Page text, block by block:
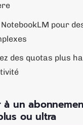
pour
des quotas plus
à un
ou ultra